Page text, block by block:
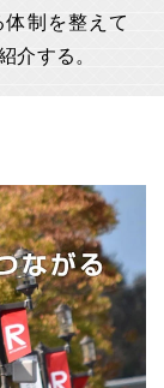
制を整えて
介する。